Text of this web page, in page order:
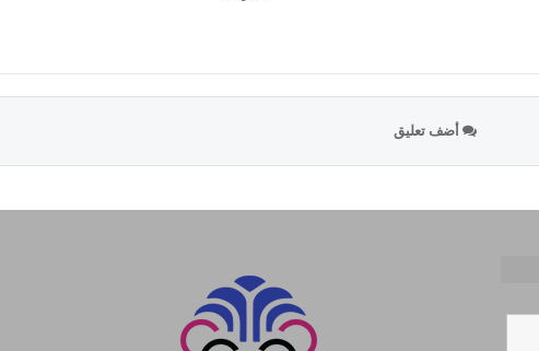
أضف تعليق